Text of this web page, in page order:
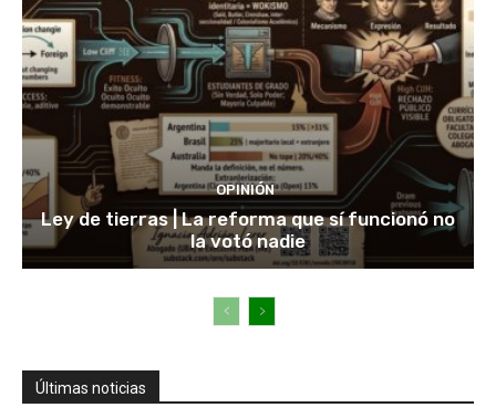
OPINIÓN
Ley de tierras | La reforma que sí funcionó no
la votó nadie
Últimas noticias